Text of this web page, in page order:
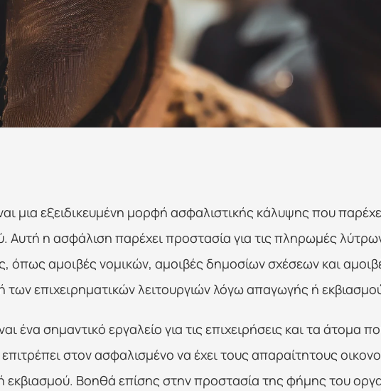
μια εξειδικευμένη μορφή ασφαλιστικής κάλυψης που
η ασφάλιση παρέχει προστασία για τις πληρωμές
όπως αμοιβές νομικών, αμοιβές δημοσίων σχέσεων και
των επιχειρηματικών λειτουργιών λόγω απαγωγής ή
ένα σημαντικό εργαλείο για τις επιχειρήσεις και τα άτομα
στον ασφαλισμένο να έχει τους απαραίτητους
Βοηθά επίσης στην προστασία της φήμης του